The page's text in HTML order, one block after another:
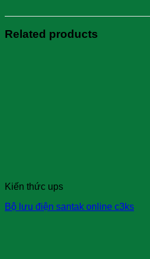
Related products
Kiến thức ups
Bộ lưu điện santak online c3ks